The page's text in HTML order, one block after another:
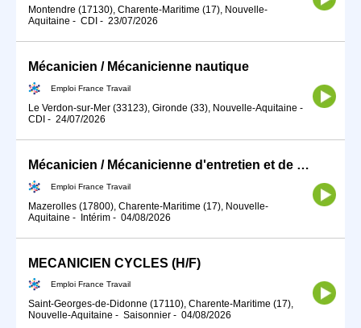
Montendre (17130), Charente-Maritime (17), Nouvelle-
Aquitaine - CDI - 23/07/2026
Mécanicien / Mécanicienne nautique
Emploi France Travail
Le Verdon-sur-Mer (33123), Gironde (33), Nouvelle-Aquitaine -
CDI - 24/07/2026
Mécanicien / Mécanicienne d'entretien et de maintenance d'engins (H/F)
Emploi France Travail
Mazerolles (17800), Charente-Maritime (17), Nouvelle-
Aquitaine - Intérim - 04/08/2026
MECANICIEN CYCLES (H/F)
Emploi France Travail
Saint-Georges-de-Didonne (17110), Charente-Maritime (17),
Nouvelle-Aquitaine - Saisonnier - 04/08/2026